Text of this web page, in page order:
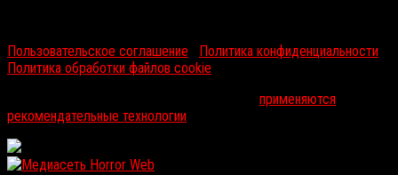
Пользовательское соглашение
Политика конфиденциальности
Политика обработки файлов cookie
применяются
рекомендательные технологии